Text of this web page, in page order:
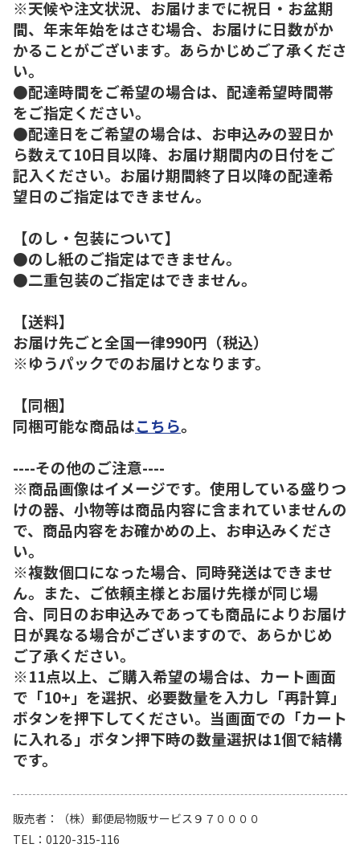
※天候や注文状況、お届けまでに祝日・お盆期
間、年末年始をはさむ場合、お届けに日数がか
かることがございます。あらかじめご了承くださ
い。
●配達時間をご希望の場合は、配達希望時間帯
をご指定ください。
●配達日をご希望の場合は、お申込みの翌日か
ら数えて10日目以降、お届け期間内の日付をご
記入ください。お届け期間終了日以降の配達希
望日のご指定はできません。
【のし・包装について】
●のし紙のご指定はできません。
●二重包装のご指定はできません。
【送料】
お届け先ごと全国一律990円（税込）
※ゆうパックでのお届けとなります。
【同梱】
同梱可能な商品はこちら。
----その他のご注意----
※商品画像はイメージです。使用している盛りつ
けの器、小物等は商品内容に含まれていませんの
で、商品内容をお確かめの上、お申込みくださ
い。
※複数個口になった場合、同時発送はできませ
ん。また、ご依頼主様とお届け先様が同じ場
合、同日のお申込みであっても商品によりお届け
日が異なる場合がございますので、あらかじめ
ご了承ください。
※11点以上、ご購入希望の場合は、カート画面
で「10+」を選択、必要数量を入力し「再計算」
ボタンを押下してください。当画面での「カート
に入れる」ボタン押下時の数量選択は1個で結構
です。
販売者
（株）郵便局物販サービス９７００００
TEL
0120-315-116